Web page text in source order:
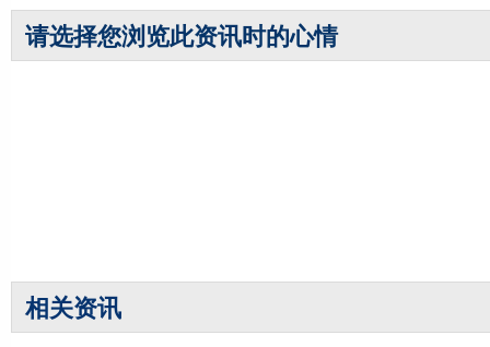
请选择您浏览此资讯时的心情
相关资讯